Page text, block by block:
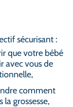
sécurisant :
que votre bébé
avec vous de
comment
lagrossesse,